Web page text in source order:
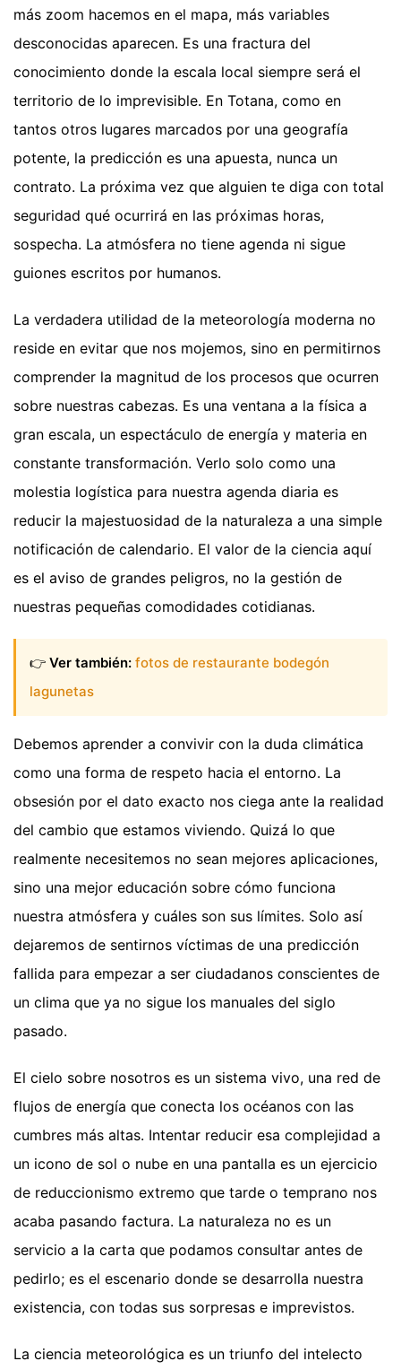
más zoom hacemos en el mapa, más variables
desconocidas aparecen. Es una fractura del
conocimiento donde la escala local siempre será el
territorio de lo imprevisible. En Totana, como en
tantos otros lugares marcados por una geografía
potente, la predicción es una apuesta, nunca un
contrato. La próxima vez que alguien te diga con total
seguridad qué ocurrirá en las próximas horas,
sospecha. La atmósfera no tiene agenda ni sigue
guiones escritos por humanos.
La verdadera utilidad de la meteorología moderna no
reside en evitar que nos mojemos, sino en permitirnos
comprender la magnitud de los procesos que ocurren
sobre nuestras cabezas. Es una ventana a la física a
gran escala, un espectáculo de energía y materia en
constante transformación. Verlo solo como una
molestia logística para nuestra agenda diaria es
reducir la majestuosidad de la naturaleza a una simple
notificación de calendario. El valor de la ciencia aquí
es el aviso de grandes peligros, no la gestión de
nuestras pequeñas comodidades cotidianas.
👉 Ver también: fotos de restaurante bodegón
lagunetas
Debemos aprender a convivir con la duda climática
como una forma de respeto hacia el entorno. La
obsesión por el dato exacto nos ciega ante la realidad
del cambio que estamos viviendo. Quizá lo que
realmente necesitemos no sean mejores aplicaciones,
sino una mejor educación sobre cómo funciona
nuestra atmósfera y cuáles son sus límites. Solo así
dejaremos de sentirnos víctimas de una predicción
fallida para empezar a ser ciudadanos conscientes de
un clima que ya no sigue los manuales del siglo
pasado.
El cielo sobre nosotros es un sistema vivo, una red de
flujos de energía que conecta los océanos con las
cumbres más altas. Intentar reducir esa complejidad a
un icono de sol o nube en una pantalla es un ejercicio
de reduccionismo extremo que tarde o temprano nos
acaba pasando factura. La naturaleza no es un
servicio a la carta que podamos consultar antes de
pedirlo; es el escenario donde se desarrolla nuestra
existencia, con todas sus sorpresas e imprevistos.
La ciencia meteorológica es un triunfo del intelecto